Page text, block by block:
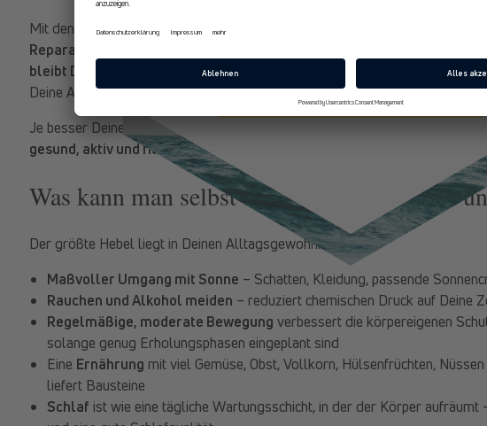
Mit den Jahren sammeln sich kleine Schäden
Reparatur, Zellreinigung und Erneuerung zusammenspielen
. Läuft
bleibt Dein Körper länger funktionsfähig
: Haut ist widerstandsfähiger,
Deine Abwehr reagiert besser und Dein Energieniveau bleibt gleichmäßiger.
Je besser Deine Zellen geschützt sind, desto länger bleiben sie gesund. Das
gesund, aktiv und fit.
Was kann man selbst tun, um Zellschutz zu
Der größte Hebel liegt in Deinen Alltagsgewohnheiten:
Maßvoller Umgang mit Sonne – Schatten, Kleidung, passende
Rauchen und Alkohol meiden – reduziert chemischen Druck auf Deine
Regelmäßige, moderate Bewegung verbessert die körpereigenen
solange genug Erholungsphasen eingeplant sind
Eine Ernährung mit viel Gemüse, Obst, Vollkorn, Hülsenfrüchten,
liefert Bausteine
Schlaf ist wie eine tägliche Wartungsschicht, in der der Körper aufräumt
Jetzt 10% Rabatt sichern